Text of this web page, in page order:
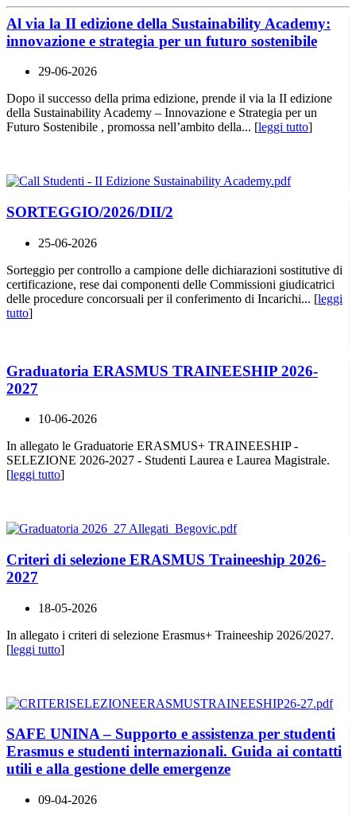
Al via la II edizione della Sustainability Academy:
innovazione e strategia per un futuro sostenibile
29-06-2026
Dopo il successo della prima edizione, prende il via la II edizione
della Sustainability Academy – Innovazione e Strategia per un
Futuro Sostenibile , promossa nell’ambito della... [leggi tutto]
SORTEGGIO/2026/DII/2
25-06-2026
Sorteggio per controllo a campione delle dichiarazioni sostitutive di
certificazione, rese dai componenti delle Commissioni giudicatrici
delle procedure concorsuali per il conferimento di Incarichi... [leggi
tutto]
Graduatoria ERASMUS TRAINEESHIP 2026-
2027
10-06-2026
In allegato le Graduatorie ERASMUS+ TRAINEESHIP -
SELEZIONE 2026-2027 - Studenti Laurea e Laurea Magistrale.
[leggi tutto]
Criteri di selezione ERASMUS Traineeship 2026-
2027
18-05-2026
In allegato i criteri di selezione Erasmus+ Traineeship 2026/2027.
[leggi tutto]
SAFE UNINA – Supporto e assistenza per studenti
Erasmus e studenti internazionali. Guida ai contatti
utili e alla gestione delle emergenze
09-04-2026